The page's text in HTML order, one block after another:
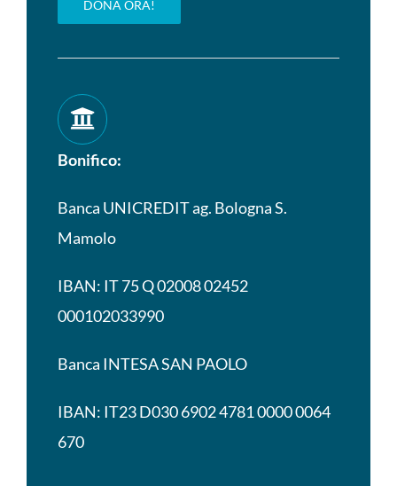
DONA ORA!
Bonifico:
Banca UNICREDIT ag. Bologna S.
Mamolo
IBAN: IT 75 Q 02008 02452
000102033990
Banca INTESA SAN PAOLO
IBAN: IT23 D030 6902 4781 0000 0064
670